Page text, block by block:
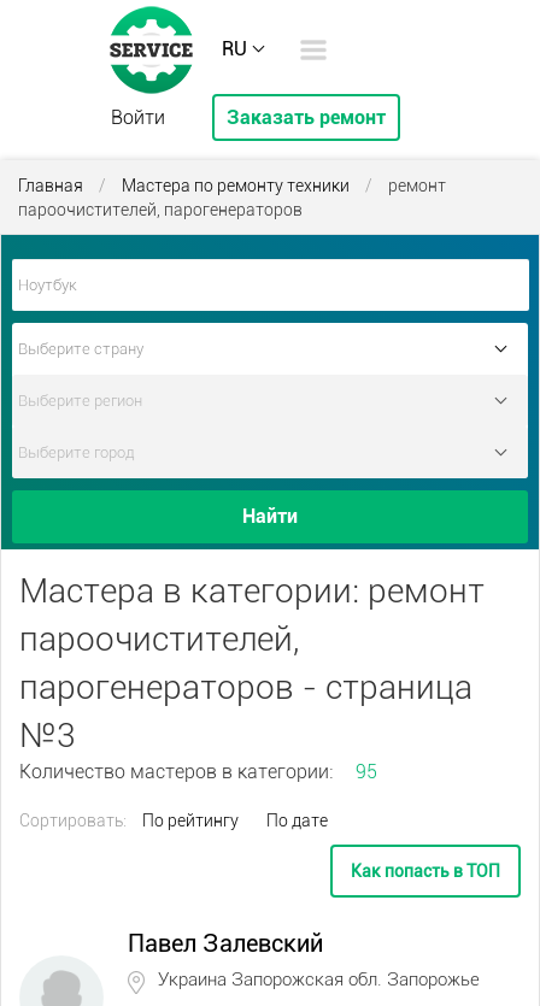
RU
Войти Заказать ремонт
Главная / Мастера по ремонту техники /
ремонт
пароочистителей, парогенераторов
Найти
Мастера в категории: ремонт
пароочистителей,
парогенераторов - страница
№3
Количество мастеров в категории: 95
Сортировать: По рейтингу По дате
Как попасть в ТОП
Павел Залевский
Украина Запорожская обл. Запорожье